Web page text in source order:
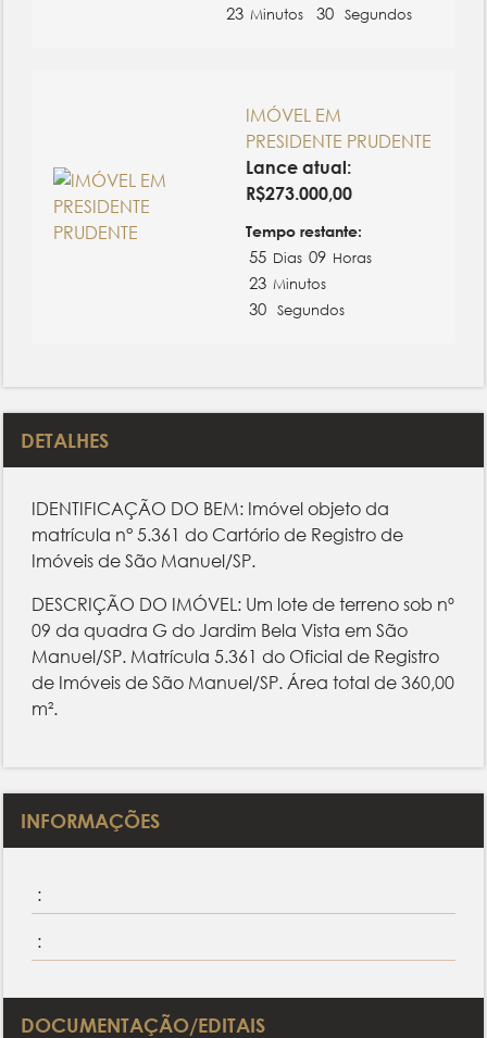
23 Minutos 30 Segundos
IMÓVEL EM
PRESIDENTE PRUDENTE
Lance atual:
R$273.000,00
Tempo restante:
55 Dias 09 Horas
23 Minutos
30 Segundos
DETALHES
IDENTIFICAÇÃO DO BEM: Imóvel objeto da
matrícula n° 5.361 do Cartório de Registro de
Imóveis de São Manuel/SP.
DESCRIÇÃO DO IMÓVEL: Um lote de terreno sob nº
09 da quadra G do Jardim Bela Vista em São
Manuel/SP. Matrícula 5.361 do Oficial de Registro
de Imóveis de São Manuel/SP. Área total de 360,00
m².
INFORMAÇÕES
:
:
DOCUMENTAÇÃO/EDITAIS